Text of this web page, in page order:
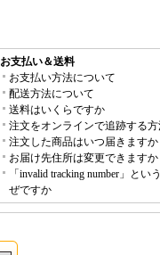
お支払い＆送料
お支払い方法について
配送方法について
送料はいくらですか
注文をオンラインで追跡する
注文した商品はいつ届きますか
お届け先住所は変更できますか
「invalid tracking number」とい
ぜですか